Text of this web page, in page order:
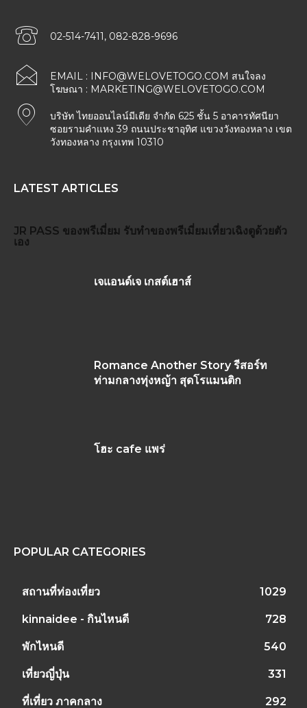
02-514-7411, 082-828-9696
EMAIL : INFO@WELOVETOGO.COM สนใจลง
โฆษณา : MARKETING@WELOVETOGO.COM
บริษัท ไทยออนไลน์มีเดีย จำกัด 625 ชั้น 5 อาคารทัศนียา
ซอยรามคำแหง 39 ถนนประชาอุทิศ แขวงวังทองหลาง เขต
วังทองหลาง กรุงเทพ 10310
LATEST ARTICLES
JR PASS ของพรีเมี่ยม รับทำของพรีเมี่ยมเที่ยวเฉิงตูด้วยตัว
เอง
เจแอนด์เจ เกสต์เฮาส์
Romance Another Story รีสอร์ท
ท่ามกลางทุ่งหญ้า สุดโรแมนติก
โฮะ cafe แพร่
POPULAR CATEGORIES
สถานที่ท่องเที่ยว 1029
kinnaidee - กินไหนดี 728
พักไหนดี 540
เที่ยวญี่ปุ่น 331
ที่เที่ยว ภาคกลาง 292